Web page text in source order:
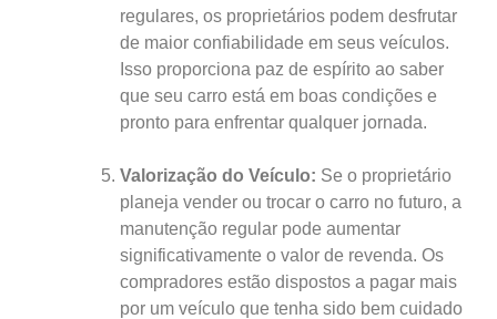
regulares, os proprietários podem desfrutar
de maior confiabilidade em seus veículos.
Isso proporciona paz de espírito ao saber
que seu carro está em boas condições e
pronto para enfrentar qualquer jornada.
Valorização do Veículo: Se o proprietário
planeja vender ou trocar o carro no futuro, a
manutenção regular pode aumentar
significativamente o valor de revenda. Os
compradores estão dispostos a pagar mais
por um veículo que tenha sido bem cuidado